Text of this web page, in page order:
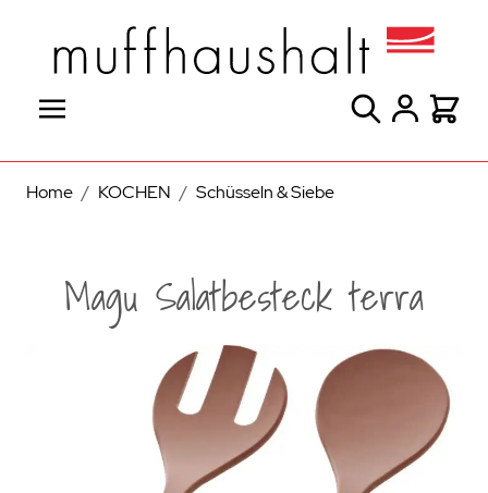
Suche
Home / KOCHEN / Schüsseln & Siebe
Magu Salatbesteck terra